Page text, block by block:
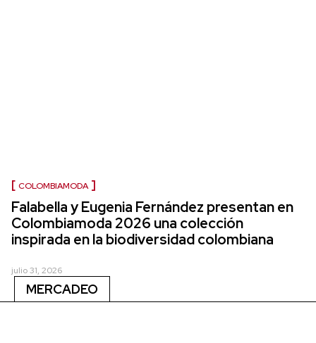
COLOMBIAMODA
Falabella y Eugenia Fernández presentan en
Colombiamoda 2026 una colección
inspirada en la biodiversidad colombiana
julio 31, 2026
MERCADEO